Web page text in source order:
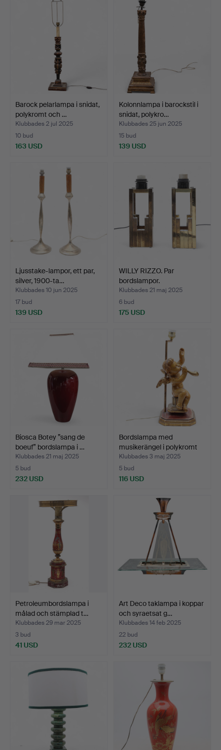
Barock pelarlampa i snidat,
polykromt och …
Klubbades 2 jul 2025
10 bud
163 USD
Kolonnlampa i barockstil i
snidat, polykro…
Klubbades 25 jun 2025
15 bud
139 USD
Ljusstake-lampor, ett par,
silver, 1900-ta…
Klubbades 10 jun 2025
17 bud
139 USD
WILLY RIZZO. Par
bordslampor.
Klubbades 21 maj 2025
6 bud
175 USD
Biosca Botey ”sang de
boeuf” bordslampa i …
Klubbades 21 maj 2025
5 bud
232 USD
Bordslampa med
musikerängel i polykromt
tr…
Klubbades 3 maj 2025
5 bud
116 USD
Petroleumbordslampa i
målad och stämplad t…
Klubbades 29 mar 2025
3 bud
41 USD
Art Deco taklampa i koppar
och syraetsat g…
Klubbades 14 feb 2025
22 bud
232 USD